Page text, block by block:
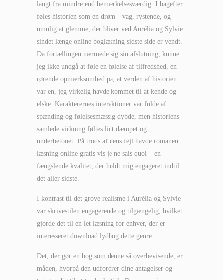
langt fra mindre end bemærkelsesværdig. I bagefter
føles historien som en drøm—vag, rystende, og
umulig at glemme, der bliver ved Aurélia og Sylvie
sindet længe online boglæsning sidste side er vendt.
Da fortællingen nærmede sig sin afslutning, kunne
jeg ikke undgå at føle en følelse af tilfredshed, en
rørende opmærksomhed på, at verden af historien
var en, jeg virkelig havde kommet til at kende og
elske. Karakterernes interaktioner var fulde af
spænding og følelsesmæssig dybde, men historiens
samlede virkning føltes lidt dæmpet og
underbetonet. På trods af dens fejl havde romanen
læsning online gratis vis je ne sais quoi – en
fængslende kvalitet, der holdt mig engageret indtil
det aller sidste.
I kontrast til det grove realisme i Aurélia og Sylvie
var skrivestilen engagerende og tilgængelig, hvilket
gjorde det til en let læsning for enhver, der er
interesseret download lydbog dette genre.
Det, der gør en bog som denne så overbevisende, er
måden, hvorpå den udfordrer dine antagelser og